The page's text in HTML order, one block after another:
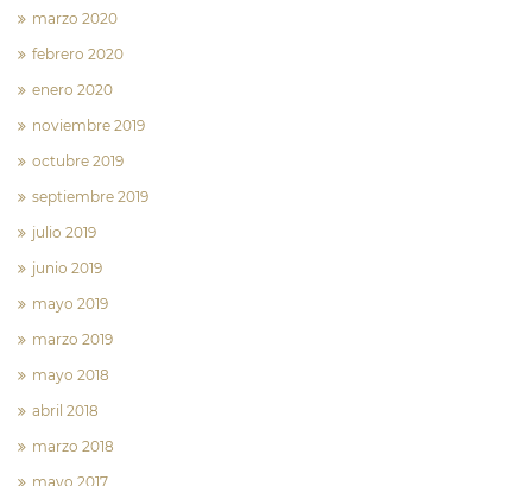
marzo 2020
febrero 2020
enero 2020
noviembre 2019
octubre 2019
septiembre 2019
julio 2019
junio 2019
mayo 2019
marzo 2019
mayo 2018
abril 2018
marzo 2018
mayo 2017